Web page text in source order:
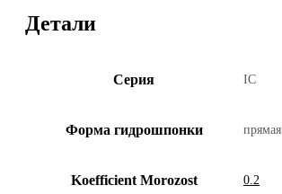
Детали
Серия IC
Форма гидрошпонки прямая
Koefficient Morozost 0.2